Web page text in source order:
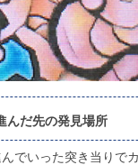
んだ先の発見場所
でいった突き当りで